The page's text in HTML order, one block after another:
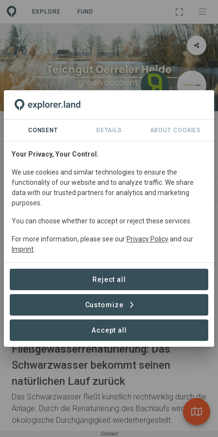
EXPLORE FUND
PROJECT
green account: Teichgut Oerreler
Heide
ABOUT NEWS SITES ORGANIZATIONS
Published 04. Mar 2025 by mforys
Fließgewässerrenaturierung: Das
Schwarzwasser bekommt seinen
natürlichen Lauf zurück
Das Schwarzwasser fließt künstlich rechtwinklig durch die
Anlage. Durch die Renaturierung des Bachlaufs wird die
ökologische Durchgängigkeit wiederhergestellt.
Contact
CONSENT DETAILS ABOUT COOKIES
Your Privacy, Your Control.
We use cookies and similar technologies to ensure the
functionality of our website and to analyze traffic. We share
data with our trusted partners for analytics and marketing
purposes.
You can choose whether to accept or reject these services.
For more information, please see our Privacy Policyand our
Imprint
Reject all
Customize
Accept all